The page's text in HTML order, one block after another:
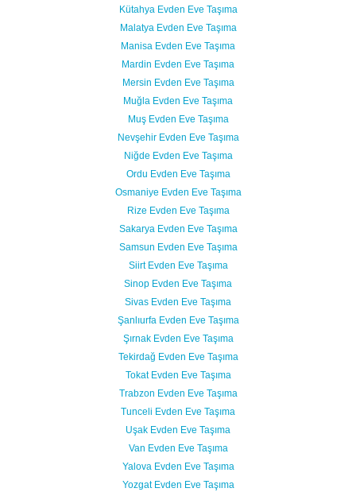
Kütahya Evden Eve Taşıma
Malatya Evden Eve Taşıma
Manisa Evden Eve Taşıma
Mardin Evden Eve Taşıma
Mersin Evden Eve Taşıma
Muğla Evden Eve Taşıma
Muş Evden Eve Taşıma
Nevşehir Evden Eve Taşıma
Niğde Evden Eve Taşıma
Ordu Evden Eve Taşıma
Osmaniye Evden Eve Taşıma
Rize Evden Eve Taşıma
Sakarya Evden Eve Taşıma
Samsun Evden Eve Taşıma
Siirt Evden Eve Taşıma
Sinop Evden Eve Taşıma
Sivas Evden Eve Taşıma
Şanlıurfa Evden Eve Taşıma
Şırnak Evden Eve Taşıma
Tekirdağ Evden Eve Taşıma
Tokat Evden Eve Taşıma
Trabzon Evden Eve Taşıma
Tunceli Evden Eve Taşıma
Uşak Evden Eve Taşıma
Van Evden Eve Taşıma
Yalova Evden Eve Taşıma
Yozgat Evden Eve Taşıma